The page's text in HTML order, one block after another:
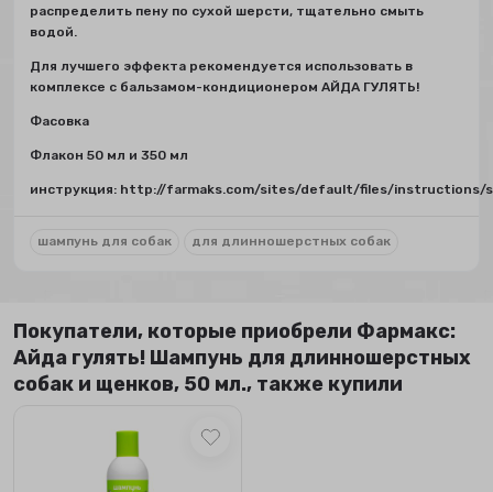
распределить пену по сухой шерсти, тщательно смыть
водой.
Для лучшего эффекта рекомендуется использовать в
комплексе с бальзамом-кондиционером АЙДА ГУЛЯТЬ!
Фасовка
Флакон 50 мл и 350 мл
инструкция: http://farmaks.com/sites/default/files/instructions/
шампунь для собак для длинношерстных собак
Покупатели, которые приобрели Фармакс:
Айда гулять! Шампунь для длинношерстных
собак и щенков, 50 мл., также купили